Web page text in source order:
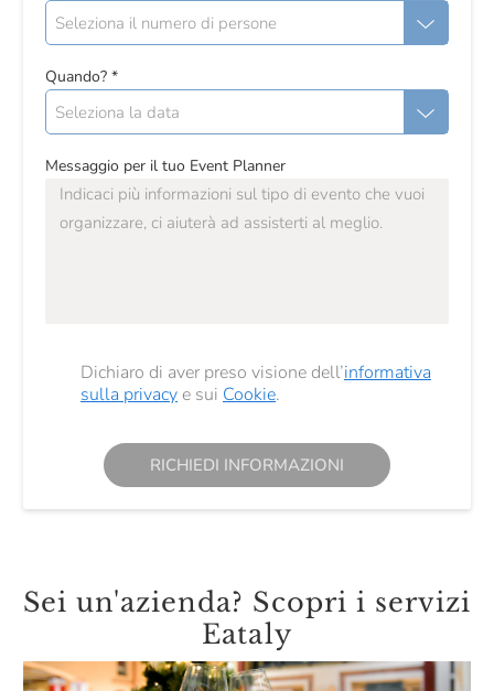
Seleziona il numero di persone
Quando? *
Seleziona la data
Messaggio per il tuo Event Planner
Dichiaro di aver preso visione dell’informativa
sulla privacy e sui Cookie.
RICHIEDI INFORMAZIONI
Sei un'azienda? Scopri i servizi
Eataly